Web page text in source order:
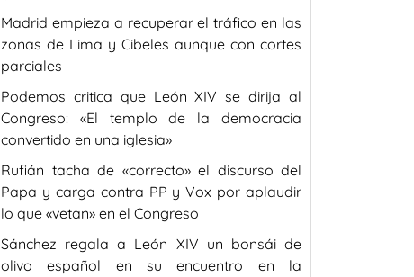
Madrid empieza a recuperar el tráfico en las
zonas de Lima y Cibeles aunque con cortes
parciales
Podemos critica que León XIV se dirija al
Congreso: «El templo de la democracia
convertido en una iglesia»
Rufián tacha de «correcto» el discurso del
Papa y carga contra PP y Vox por aplaudir
lo que «vetan» en el Congreso
Sánchez regala a León XIV un bonsái de
olivo español en su encuentro en la